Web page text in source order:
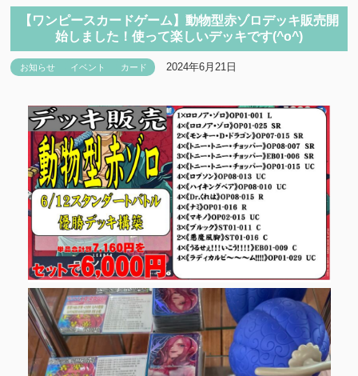
【ワンピースカードゲーム】動物型赤ゾロデッキ販売開
始しました！使って楽しいデッキです(^o^)
お知らせ イベント カード 2024年6月21日